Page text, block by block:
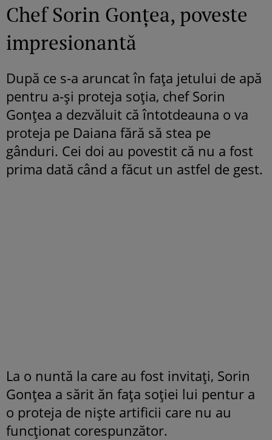
Chef Sorin Gonțea, poveste
impresionantă
După ce s-a aruncat în fața jetului de apă
pentru a-și proteja soția, chef Sorin
Gonțea a dezvăluit că întotdeauna o va
proteja pe Daiana fără să stea pe
gânduri. Cei doi au povestit că nu a fost
prima dată când a făcut un astfel de gest.
La o nuntă la care au fost invitați, Sorin
Gonțea a sărit ăn fața soției lui pentur a
o proteja de niște artificii care nu au
funcționat corespunzător.